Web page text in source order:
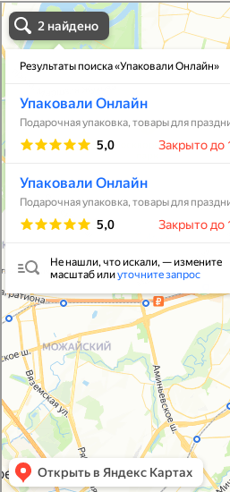
Упаковали Онлайн в Москве
Москва
Согласие на обработку персональных
Политика конфиденциальности
© 2021-2025, ООО "УПАКОВАЛИ